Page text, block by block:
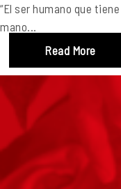
“El ser humano que
mano...
Read More